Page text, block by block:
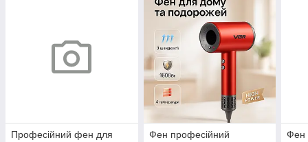
Професійний фен для
Фен професійний
Фен